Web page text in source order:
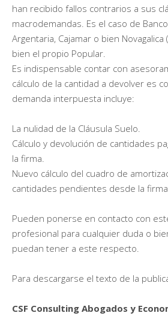
han recibido fallos contrarios a sus
macrodemandas. Es el caso de
Argentaria, Cajamar o bien Novagalica
bien el propio Popular.
Es indispensable contar con
cálculo de la cantidad a devolver es
demanda interpuesta incluye:
La nulidad de la Cláusula Suelo.
Cálculo y devolución de cantidades
la firma.
Nuevo cálculo del cuadro de
cantidades pendientes desde la firma.
Pueden ponerse en contacto con
profesional para cualquier duda o
puedan tener a este respecto.
Para descargarse el texto de la
CSF Consulting Abogados y